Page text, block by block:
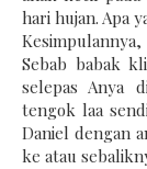
hari hujan. Apa
Sebab babak
selepas Anya
tengok laa
Daniel dengan
ke atau